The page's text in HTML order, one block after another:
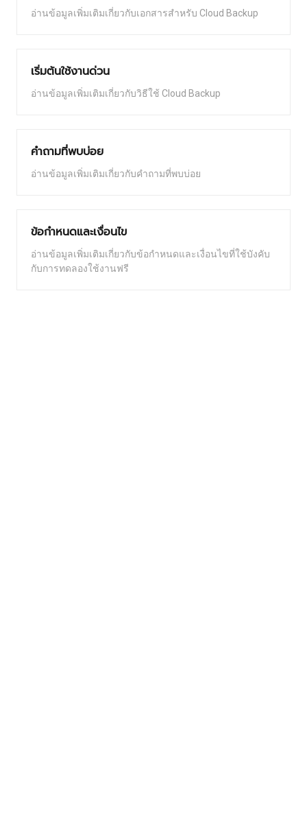
อ่านข้อมูลเพิ่มเติมเกี่ยวกับเอกสารสำหรับ Cloud Backup
เริ่มต้นใช้งานด่วน
อ่านข้อมูลเพิ่มเติมเกี่ยวกับวิธีใช้ Cloud Backup
คำถามที่พบบ่อย
อ่านข้อมูลเพิ่มเติมเกี่ยวกับคำถามที่พบบ่อย
ข้อกำหนดและเงื่อนไข
อ่านข้อมูลเพิ่มเติมเกี่ยวกับข้อกำหนดและเงื่อนไขที่ใช้บังคับ
กับการทดลองใช้งานฟรี